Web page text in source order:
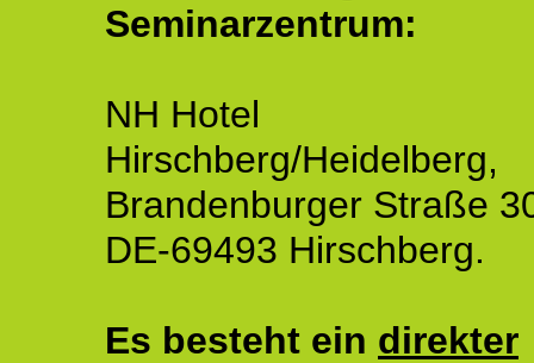
Seminarzentrum:
NH Hotel
Hirschberg/Heidelberg,
Brandenburger Straße
DE-69493 Hirschberg.
Es besteht ein direkter